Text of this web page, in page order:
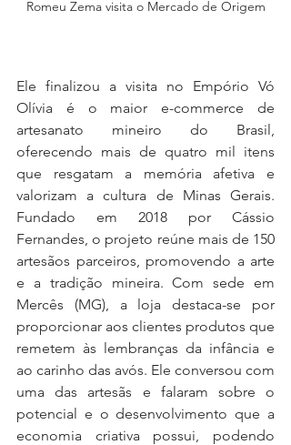
Romeu Zema visita o Mercado de Origem
Ele finalizou a visita no Empório Vó
Olívia é o maior e-commerce de
artesanato mineiro do Brasil,
oferecendo mais de quatro mil itens
que resgatam a memória afetiva e
valorizam a cultura de Minas Gerais.
Fundado em 2018 por Cássio
Fernandes, o projeto reúne mais de 150
artesãos parceiros, promovendo a arte
e a tradição mineira. Com sede em
Mercês (MG), a loja destaca-se por
proporcionar aos clientes produtos que
remetem às lembranças da infância e
ao carinho das avós. Ele conversou com
uma das artesãs e falaram sobre o
potencial e o desenvolvimento que a
economia criativa possui, podendo